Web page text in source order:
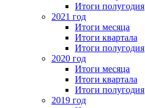
Итоги полугодия
2021 год
Итоги месяца
Итоги квартала
Итоги полугодия
2020 год
Итоги месяца
Итоги квартала
Итоги полугодия
2019 год